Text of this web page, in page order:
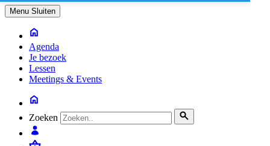
Menu Sluiten
Agenda
Je bezoek
Lessen
Meetings & Events
Zoeken